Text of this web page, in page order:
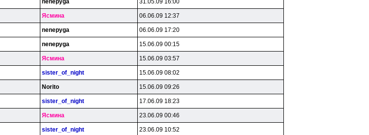
nenepyga 31.05.09 16:00
Яcминa 06.06.09 12:37
nenepyga 06.06.09 17:20
nenepyga 15.06.09 00:15
Яcминa 15.06.09 03:57
sister_of_night 15.06.09 08:02
Norito 15.06.09 09:26
sister_of_night 17.06.09 18:23
Яcминa 23.06.09 00:46
sister_of_night 23.06.09 10:52